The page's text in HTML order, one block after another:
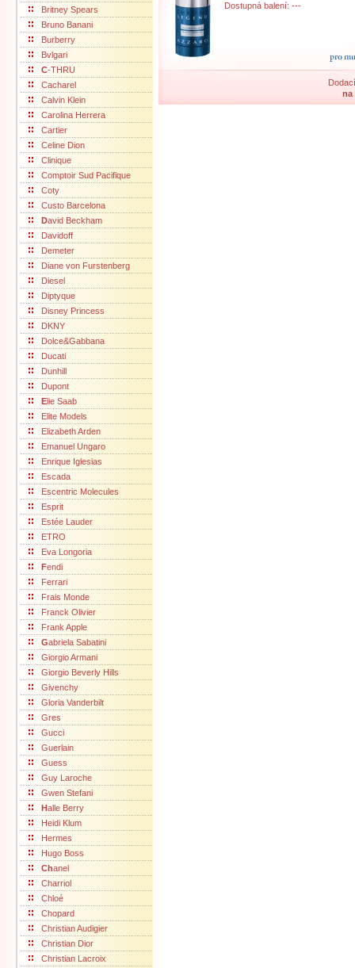
Britney Spears
Bruno Banani
Burberry
Bvlgari
C-THRU
Cacharel
Calvin Klein
Carolina Herrera
Cartier
Celine Dion
Clinique
Comptoir Sud Pacifique
Coty
Custo Barcelona
David Beckham
Davidoff
Demeter
Diane von Furstenberg
Diesel
Diptyque
Disney Princess
DKNY
Dolce&Gabbana
Ducati
Dunhill
Dupont
Elie Saab
Elite Models
Elizabeth Arden
Emanuel Ungaro
Enrique Iglesias
Escada
Escentric Molecules
Esprit
Estée Lauder
ETRO
Eva Longoria
Fendi
Ferrari
Frais Monde
Franck Olivier
Frank Apple
Gabriela Sabatini
Giorgio Armani
Giorgio Beverly Hills
Givenchy
Gloria Vanderbilt
Gres
Gucci
Guerlain
Guess
Guy Laroche
Gwen Stefani
Halle Berry
Heidi Klum
Hermes
Hugo Boss
Chanel
Charriol
Chloé
Chopard
Christian Audigier
Christian Dior
Christian Lacroix
Dostupná balení: ---
na